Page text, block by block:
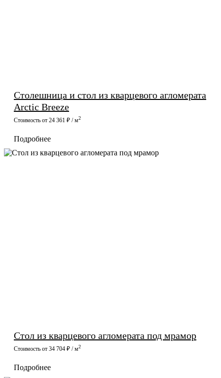
Столешница и стол из кварцевого агломерата
Arctic Breeze
Стоимость от 24 361 ₽ / м2
Подробнее
Стол из кварцевого агломерата под мрамор
Стоимость от 34 704 ₽ / м2
Подробнее